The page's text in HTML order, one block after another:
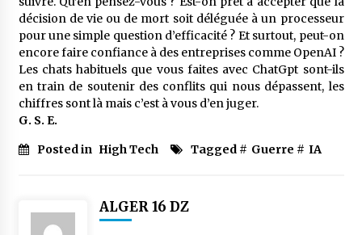
décision de vie ou de mort soit déléguée à un processeur
pour une simple question d’efficacité ? Et surtout, peut-on
encore faire confiance à des entreprises comme OpenAI ?
Les chats habituels que vous faites avec ChatGpt sont-ils
en train de soutenir des conflits qui nous dépassent, les
chiffres sont là mais c’est à vous d’en juger.
G. S. E.
Posted in High Tech Tagged # Guerre # IA
ALGER 16 DZ